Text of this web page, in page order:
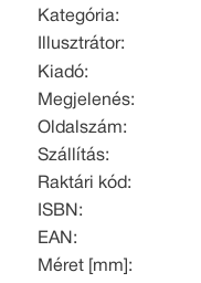
Kategória:
Illusztrátor:
Kiadó:
Megjelenés:
Oldalszám:
Szállítás:
Raktári kód:
ISBN:
EAN:
Méret [mm]: